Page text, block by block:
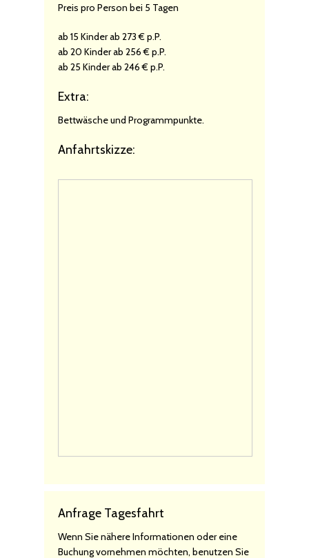
Preis pro Person bei 5 Tagen
ab 15 Kinder ab 273 € p.P.
ab 20 Kinder ab 256 € p.P.
ab 25 Kinder ab 246 € p.P.
Extra:
Bettwäsche und Programmpunkte.
Anfahrtskizze:
Anfrage Tagesfahrt
Wenn Sie nähere Informationen oder eine
Buchung vornehmen möchten, benutzen Sie